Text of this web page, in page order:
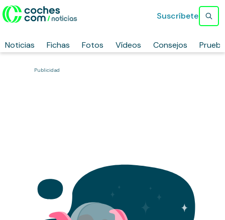
Noticias Fichas Fotos Vídeos Consejos
Suscríbete
Publicidad